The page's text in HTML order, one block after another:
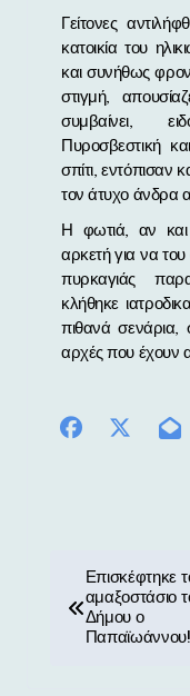
Γείτονες
κατοικία του
και συνήθως
στιγμή,
συμβαίνει,
Πυροσβεστική
σπίτι, εντόπισαν
τον άτυχο άνδρα
Η φωτιά, αν και
αρκετή για να του
πυρκαγιάς
κλήθηκε
πιθανά σενάρια,
αρχές που έχουν
Επισκέφτηκε
αμαξοστάσιο
Δήμου ο
Παπαϊωάννου!